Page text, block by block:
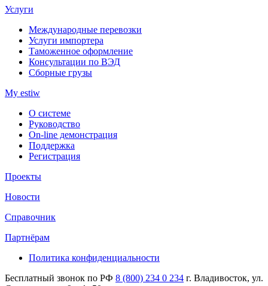
Услуги
Международные перевозки
Услуги импортера
Таможенное оформление
Консультации по ВЭД
Сборные грузы
My estiw
О системе
Руководство
On-line демонстрация
Поддержка
Регистрация
Проекты
Новости
Справочник
Партнёрам
Политика конфиденциальности
Бесплатный звонок по РФ 8 (800) 234 0 234 г. Владивосток, ул.